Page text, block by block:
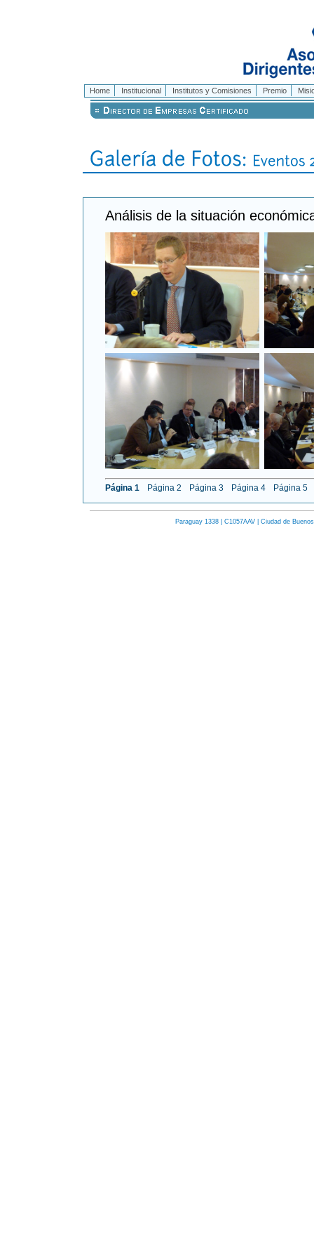
Home Institucional Institutos y Comisiones Premio
Análisis de la situación
Página 1 Página 2 Página 3 Página 4 Página 5
Paraguay 1338 | C1057AAV | Ciudad de